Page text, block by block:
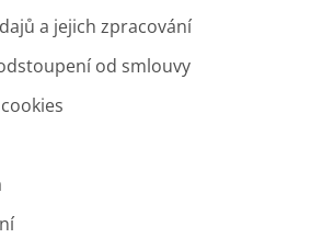
a jejich zpracování
od smlouvy